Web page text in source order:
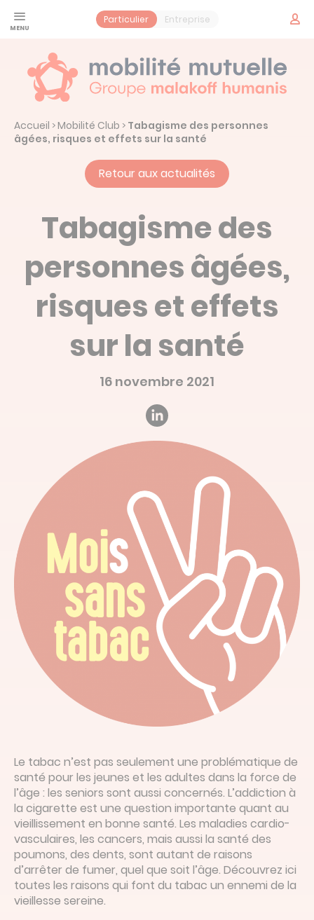
Particulier Entreprise
Devis en ligne
Prendre un rendez-vous
Espace adhérent
Linked’in
Santé
Jeune
Prévoyance
Contrat obsèques
Services
Vos services santé
Mobilité Mutuelle
Accueil >Mobilité Club > Tabagisme des personnes
âgées, risques et effets sur la santé
Retour aux actualités
Tabagisme des
personnes âgées,
risques et effets
sur la santé
16 novembre 2021
Le tabac n’est pas seulement une problématique de
santé pour les jeunes et les adultes dans la force de
l’âge : les seniors sont aussi concernés. L’addiction à
la cigarette est une question importante quant au
vieillissement en bonne santé. Les maladies cardio-
vasculaires, les cancers, mais aussi la santé des
poumons, des dents, sont autant de raisons
d’arrêter de fumer, quel que soit l’âge. Découvrez ici
toutes les raisons qui font du tabac un ennemi de la
vieillesse sereine.
Panneau de gestion des cookies